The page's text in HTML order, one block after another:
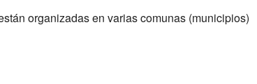
organizadas en varias comunas (municipios)